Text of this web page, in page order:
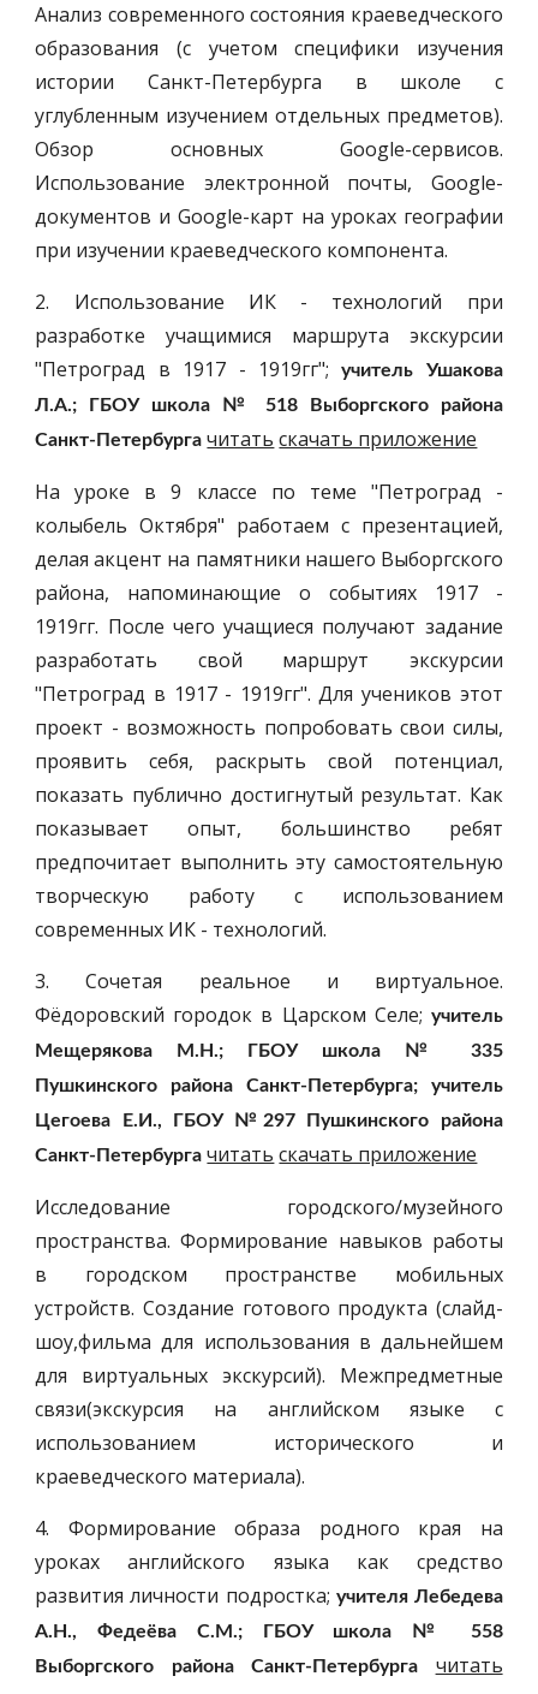
Анализ современного состояния краеведческого
образования (с учетом специфики изучения
истории Санкт-Петербурга в школе с
углубленным изучением отдельных предметов).
Обзор основных Google-сервисов.
Использование электронной почты, Google-
документов и Google-карт на уроках географии
при изучении краеведческого компонента.
2. Использование ИК - технологий при
разработке учащимися маршрута экскурсии
"Петроград в 1917 - 1919гг";учитель Ушакова
Л.А.; ГБОУ школа № 518 Выборгского района
Санкт-Петербургачитать скачать приложение
На уроке в 9 классе по теме "Петроград -
колыбель Октября" работаем с презентацией,
делая акцент на памятники нашего Выборгского
района, напоминающие о событиях 1917 -
1919гг. После чего учащиеся получают задание
разработать свой маршрут экскурсии
"Петроград в 1917 - 1919гг". Для учеников этот
проект - возможность попробовать свои силы,
проявить себя, раскрыть свой потенциал,
показать публично достигнутый результат. Как
показывает опыт, большинство ребят
предпочитает выполнить эту самостоятельную
творческую работу с использованием
современных ИК - технологий.
3. Сочетая реальное и виртуальное.
Фёдоровский городок в Царском Селе; учитель
Мещерякова М.Н.; ГБОУ школа № 335
Пушкинского района Санкт-Петербурга; учитель
Цегоева Е.И., ГБОУ №297 Пушкинского района
Санкт-Петербургачитать скачать приложение
Исследование городского/музейного
пространства. Формирование навыков работы
в городском пространстве мобильных
устройств. Создание готового продукта (слайд-
шоу,фильма для использования в дальнейшем
для виртуальных экскурсий). Межпредметные
связи(экскурсия на английском языке с
использованием исторического и
краеведческого материала).
4. Формирование образа родного края на
уроках английского языка как средство
развития личности подростка; учителя Лебедева
А.Н., Федеёва С.М.; ГБОУ школа № 558
Выборгского района Санкт-Петербурга читать